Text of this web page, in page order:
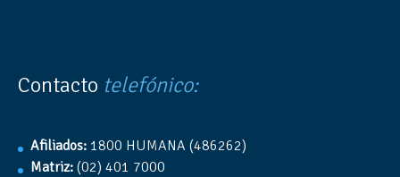
Contacto telefónico:
Afiliados: 1800 HUMANA (486262)
Matriz: (02) 401 7000